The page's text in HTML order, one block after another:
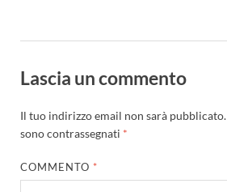
Lascia un commento
Il tuo indirizzo email non sarà pubblicato.
sono contrassegnati *
COMMENTO *